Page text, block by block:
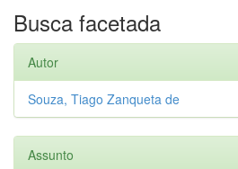
Busca facetada
Autor
Souza, Tiago Zanqueta de
Assunto